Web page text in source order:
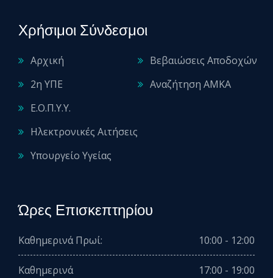
Χρήσιμοι Σύνδεσμοι
Αρχική
2η ΥΠΕ
Ε.Ο.Π.Υ.Υ.
Ηλεκτρονικές Αιτήσεις
Υπουργείο Υγείας
Βεβαιώσεις Αποδοχών
Αναζήτηση ΑΜΚΑ
Ώρες Επισκεπτηρίου
Καθημερινά Πρωί: 10:00 - 12:00
Καθημερινά 17:00 - 19:00